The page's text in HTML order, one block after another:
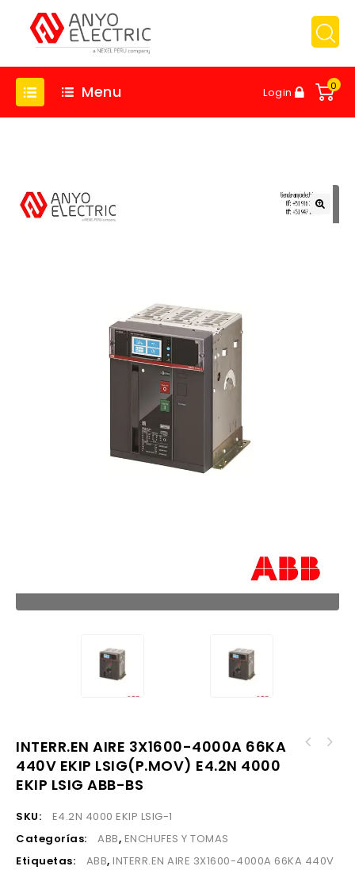
Menu Login 0
INTERR.EN AIRE 3X1600-4000A 66KA
440V EKIP LSIG(P.MOV) E4.2N 4000
EKIP LSIG ABB-BS
SKU:
E4.2N 4000 EKIP LSIG-1
Categorías:
ABB, ENCHUFES Y TOMAS
Etiquetas:
ABB, INTERR.EN AIRE 3X1600-4000A 66KA 440V